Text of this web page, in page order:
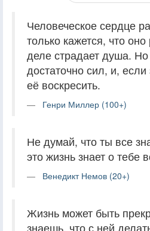
Человеческое сердце
только кажется, что
деле страдает душа.
достаточно сил, и,
её воскресить.
Генри Миллер (100+)
Не думай, что ты все
это жизнь знает о тебе
Венедикт Немов (20+)
Жизнь может быть
знаешь, что с ней